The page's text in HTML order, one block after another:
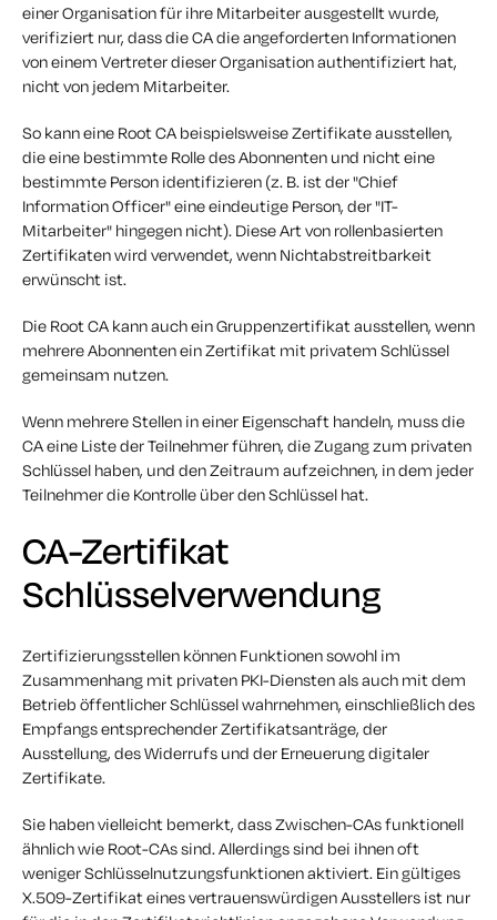
einer Organisation für ihre Mitarbeiter ausgestellt wurde,
verifiziert nur, dass die CA die angeforderten Informationen
von einem Vertreter dieser Organisation authentifiziert hat,
nicht von jedem Mitarbeiter.
So kann eine Root CA beispielsweise Zertifikate ausstellen,
die eine bestimmte Rolle des Abonnenten und nicht eine
bestimmte Person identifizieren (z. B. ist der "Chief
Information Officer" eine eindeutige Person, der "IT-
Mitarbeiter" hingegen nicht). Diese Art von rollenbasierten
Zertifikaten wird verwendet, wenn Nichtabstreitbarkeit
erwünscht ist.
Die Root CA kann auch ein Gruppenzertifikat ausstellen, wenn
mehrere Abonnenten ein Zertifikat mit privatem Schlüssel
gemeinsam nutzen.
Wenn mehrere Stellen in einer Eigenschaft handeln, muss die
CA eine Liste der Teilnehmer führen, die Zugang zum privaten
Schlüssel haben, und den Zeitraum aufzeichnen, in dem jeder
Teilnehmer die Kontrolle über den Schlüssel hat.
CA-Zertifikat
Schlüsselverwendung
Zertifizierungsstellen können Funktionen sowohl im
Zusammenhang mit privaten PKI-Diensten als auch mit dem
Betrieb öffentlicher Schlüssel wahrnehmen, einschließlich des
Empfangs entsprechender Zertifikatsanträge, der
Ausstellung, des Widerrufs und der Erneuerung digitaler
Zertifikate.
Sie haben vielleicht bemerkt, dass Zwischen-CAs funktionell
ähnlich wie Root-CAs sind. Allerdings sind bei ihnen oft
weniger Schlüsselnutzungsfunktionen aktiviert. Ein gültiges
X.509-Zertifikat eines vertrauenswürdigen Ausstellers ist nur